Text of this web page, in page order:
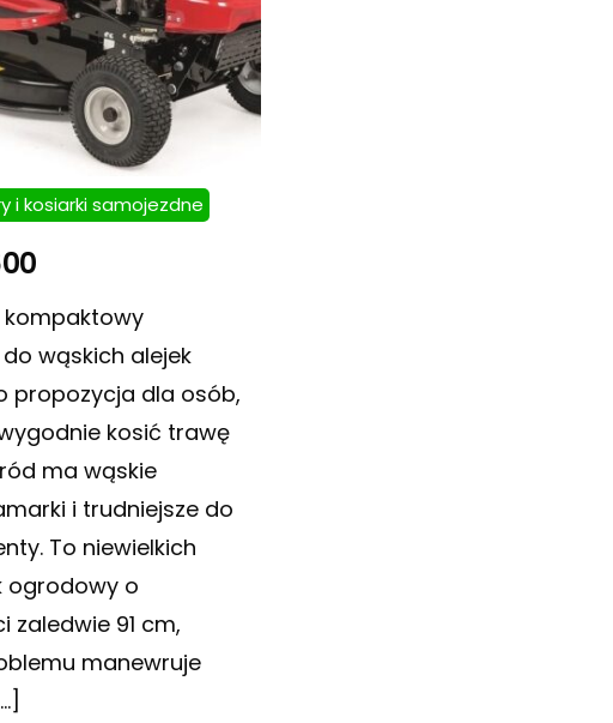
i kosiarki samojezdne
kompaktowy
wąskich alejek
propozycja dla osób,
kosić trawę
ma wąskie
i trudniejsze do
To niewielkich
ogrodowy o
zaledwie 91 cm,
manewruje